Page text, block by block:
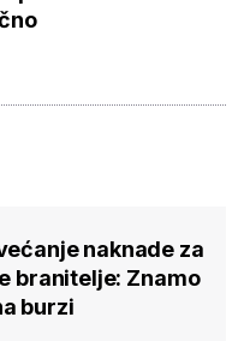
naknade za
branitelje: Znamo
burzi